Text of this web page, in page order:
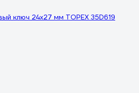
ключ 24х27 мм TOPEX 35D619